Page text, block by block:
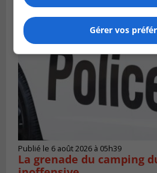
Publié le 6 août 2026 à 05h39
La grenade du camping
Gérer vos